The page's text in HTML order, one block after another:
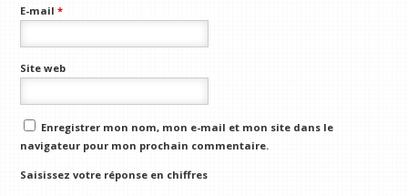
E-mail*
Site web
Enregistrer mon nom, mon e-mail et mon site dans le
navigateur pour mon prochain commentaire.
Saisissez votre réponse en chiffres